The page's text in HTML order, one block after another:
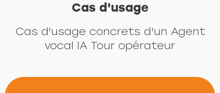
Cas d'usage
Cas d'usage concrets d'un Agent
vocal IA Tour opérateur